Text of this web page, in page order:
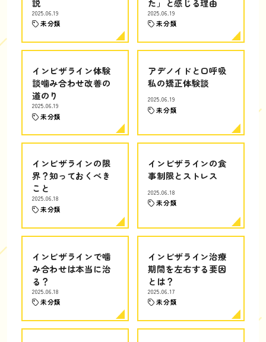
2025.06.19
未分類
2025.06.19
未分類
インビザライン体験
談噛み合わせ改善の
道のり
2025.06.19
未分類
アデノイドと口呼吸
私の矯正体験談
2025.06.19
未分類
インビザラインの限
界？知っておくべき
こと
2025.06.18
未分類
インビザラインの食
事制限とストレス
2025.06.18
未分類
インビザラインで噛
み合わせは本当に治
る？
2025.06.18
未分類
インビザライン治療
期間を左右する要因
とは？
2025.06.17
未分類